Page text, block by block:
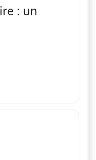
: un